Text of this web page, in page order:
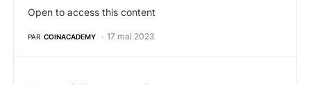
Open to access this content
PAR COINACADEMY 17 mai 2023